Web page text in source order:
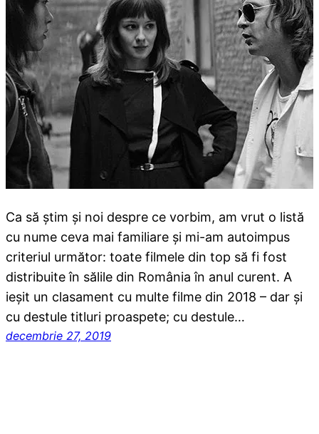
Ca să știm și noi despre ce vorbim, am vrut o listă
cu nume ceva mai familiare și mi-am autoimpus
criteriul următor: toate filmele din top să fi fost
distribuite în sălile din România în anul curent. A
ieșit un clasament cu multe filme din 2018 – dar și
cu destule titluri proaspete; cu destule…
decembrie 27, 2019